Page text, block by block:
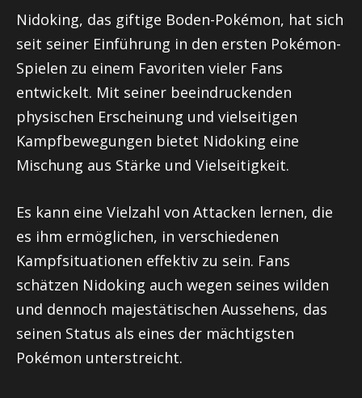
Nidoking, das giftige Boden-Pokémon, hat sich
seit seiner Einführung in den ersten Pokémon-
Spielen zu einem Favoriten vieler Fans
entwickelt. Mit seiner beeindruckenden
physischen Erscheinung und vielseitigen
Kampfbewegungen bietet Nidoking eine
Mischung aus Stärke und Vielseitigkeit.
Es kann eine Vielzahl von Attacken lernen, die
es ihm ermöglichen, in verschiedenen
Kampfsituationen effektiv zu sein. Fans
schätzen Nidoking auch wegen seines wilden
und dennoch majestätischen Aussehens, das
seinen Status als eines der mächtigsten
Pokémon unterstreicht.